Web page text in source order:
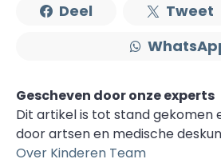
Deel Tweet
Gescheven door onze experts
Dit artikel is tot stand gekomen
door artsen en medische
Over Kinderen Team